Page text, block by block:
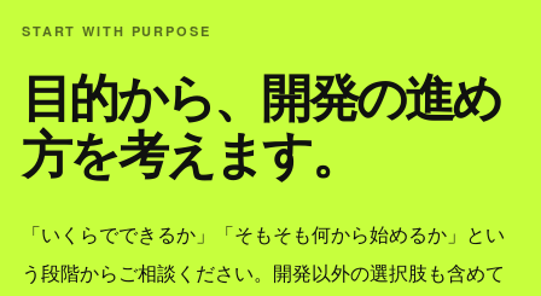
START WITH PURPOSE
目的から、開発の進め
方を考えます。
「いくらでできるか」「そもそも何から始めるか」とい
う段階からご相談ください。開発以外の選択肢も含めて